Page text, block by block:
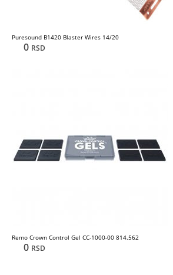
Puresound B1420 Blaster Wires 14/20
0 RSD
Remo Crown Control Gel CC-1000-00 814.562
0 RSD